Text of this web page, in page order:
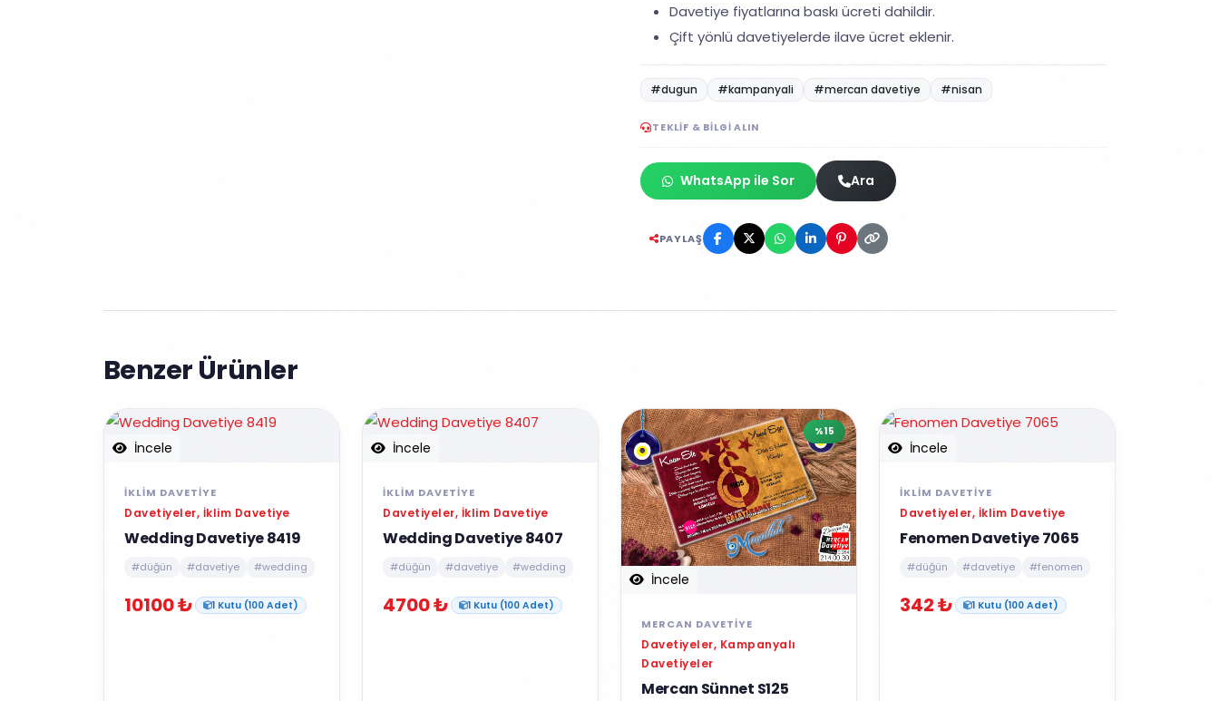
Davetiye fiyatlarına baskı ücreti dahildir.
Çift yönlü davetiyelerde ilave ücret eklenir.
#dugun #kampanyali #mercan davetiye #nisan
TEKLIF & BILGI ALIN
WhatsApp ile Sor Ara
PAYLAŞ
Benzer Ürünler
İncele
İKLIM DAVETIYE
Davetiyeler, İklim Davetiye
Wedding Davetiye 8419
#düğün #davetiye #wedding
10100 ₺ 1 Kutu (100 Adet)
İncele
İKLIM DAVETIYE
Davetiyeler, İklim Davetiye
Wedding Davetiye 8407
#düğün #davetiye #wedding
4700 ₺ 1 Kutu (100 Adet)
İncele
%15
MERCAN DAVETIYE
Davetiyeler, Kampanyalı
Davetiyeler
Mercan Sünnet S125
İncele
İKLIM DAVETIYE
Davetiyeler, İklim Davetiye
Fenomen Davetiye 7065
#düğün #davetiye #fenomen
342 ₺ 1 Kutu (100 Adet)